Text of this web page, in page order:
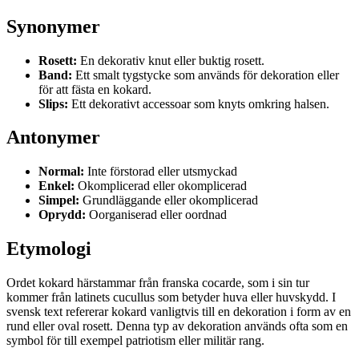
Synonymer
Rosett: En dekorativ knut eller buktig rosett.
Band: Ett smalt tygstycke som används för dekoration eller
för att fästa en kokard.
Slips: Ett dekorativt accessoar som knyts omkring halsen.
Antonymer
Normal: Inte förstorad eller utsmyckad
Enkel: Okomplicerad eller okomplicerad
Simpel: Grundläggande eller okomplicerad
Oprydd: Oorganiserad eller oordnad
Etymologi
Ordet kokard härstammar från franska cocarde, som i sin tur
kommer från latinets cucullus som betyder huva eller huvskydd. I
svensk text refererar kokard vanligtvis till en dekoration i form av en
rund eller oval rosett. Denna typ av dekoration används ofta som en
symbol för till exempel patriotism eller militär rang.